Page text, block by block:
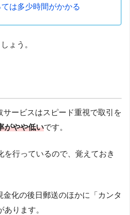
は多少時間がかかる
ょう。
サービスはスピード重視で取引を
がやや低いです。
を行っているので、覚えておき
金化の後日郵送のほかに「カンタ
ります。